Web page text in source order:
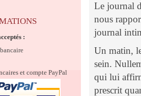
Le journal
nous
journal
Un matin,
sein.
qui lui
prescrit
:
et compte PayPal